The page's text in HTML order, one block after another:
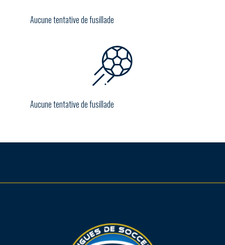
Aucune tentative de fusillade
Aucune tentative de fusillade